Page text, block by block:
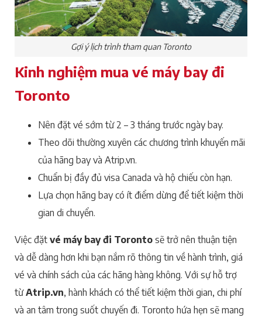
Gợi ý lịch trình tham quan Toronto
Kinh nghiệm mua vé máy bay đi
Toronto
Nên đặt vé sớm từ 2 – 3 tháng trước ngày bay.
Theo dõi thường xuyên các chương trình khuyến mãi
của hãng bay và Atrip.vn.
Chuẩn bị đầy đủ visa Canada và hộ chiếu còn hạn.
Lựa chọn hãng bay có ít điểm dừng để tiết kiệm thời
gian di chuyển.
Việc đặt vé máy bay đi Toronto sẽ trở nên thuận tiện
và dễ dàng hơn khi bạn nắm rõ thông tin về hành trình, giá
vé và chính sách của các hãng hàng không. Với sự hỗ trợ
từAtrip.vn, hành khách có thể tiết kiệm thời gian, chi phí
và an tâm trong suốt chuyến đi. Toronto hứa hẹn sẽ mang